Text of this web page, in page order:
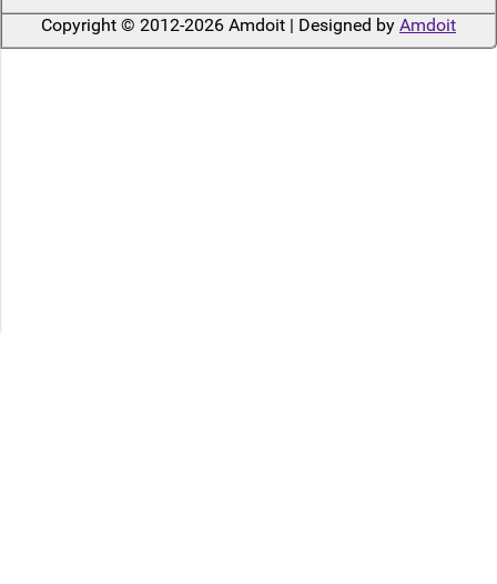
Copyright © 2012-2026 Amdoit | Designed by Amdoit